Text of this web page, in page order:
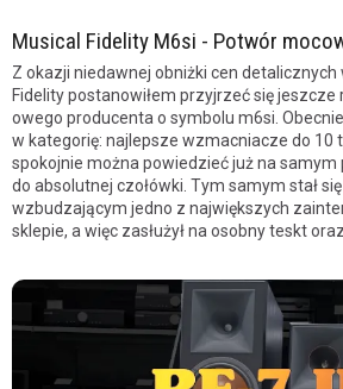
Musical Fidelity M6si - Potwór
Z okazji niedawnej obniżki cen detalicznych
Fidelity postanowiłem przyjrzeć się
owego producenta o symbolu m6si.
w kategorię: najlepsze wzmacniacze do 10
spokojnie można powiedzieć już na samym
do absolutnej czołówki. Tym samym stał
wzbudzającym jedno z największych
sklepie, a więc zasłużył na osobny teskt oraz